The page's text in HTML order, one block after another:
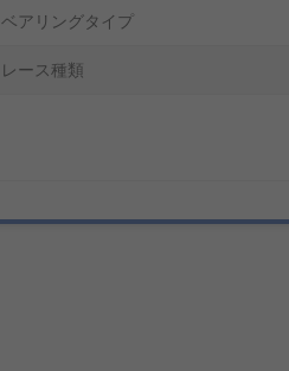
ベアリングタイプ
レース種類